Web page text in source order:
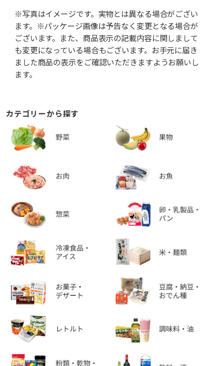
※写真はイメージです。実物とは異なる場合がござい
ます。※パッケージ画像は予告なく変更となる場合が
ございます。また、商品表示の記載内容に関しまして
も変更になっている場合もございます。お手元に届き
ました商品の表示をご確認いただきますようお願いし
ます。
カテゴリーから探す